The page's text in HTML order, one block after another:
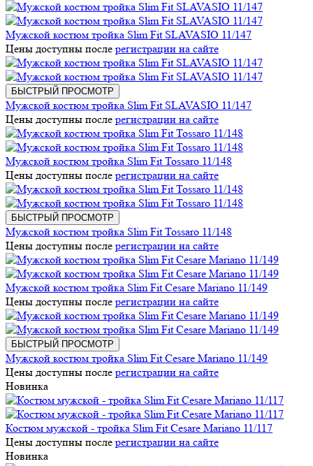
Мужской костюм тройка Slim Fit SLAVASIO 11/147
Цены доступны после регистрации на сайте
БЫСТРЫЙ ПРОСМОТР
Мужской костюм тройка Slim Fit SLAVASIO 11/147
Цены доступны после регистрации на сайте
Мужской костюм тройка Slim Fit Tossaro 11/148
Цены доступны после регистрации на сайте
БЫСТРЫЙ ПРОСМОТР
Мужской костюм тройка Slim Fit Tossaro 11/148
Цены доступны после регистрации на сайте
Мужской костюм тройка Slim Fit Cesare Mariano 11/149
Цены доступны после регистрации на сайте
БЫСТРЫЙ ПРОСМОТР
Мужской костюм тройка Slim Fit Cesare Mariano 11/149
Цены доступны после регистрации на сайте
Новинка
Костюм мужской - тройка Slim Fit Cesare Mariano 11/117
Цены доступны после регистрации на сайте
Новинка